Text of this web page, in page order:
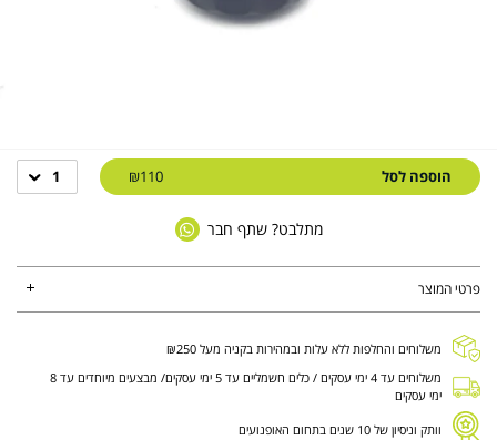
הוספה לסל ₪110
1
מתלבט? שתף חבר
פרטי המוצר
משלוחים והחלפות ללא עלות ובמהירות בקניה מעל ₪250
משלוחים עד 4 ימי עסקים / כלים חשמליים עד 5 ימי עסקים/ מבצעים מיוחדים עד 8
ימי עסקים
וותק וניסיון של 10 שנים בתחום האופנועים